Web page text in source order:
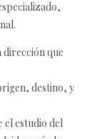
dirección que
destino, y
el estudio del